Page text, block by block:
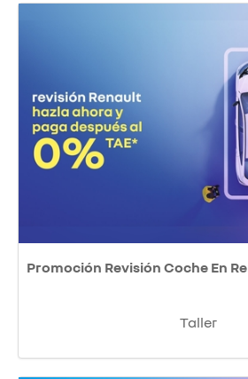
Promoción Revisión Coche En
Taller